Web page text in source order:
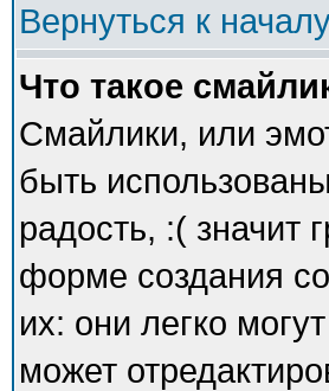
Вернуться к
Что такое
Смайлики, или
быть
радость, :( значит
форме создания
их: они легко
может